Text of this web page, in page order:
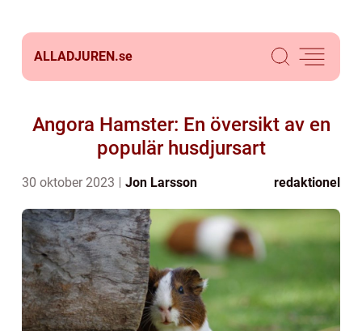
ALLADJUREN.se
Angora Hamster: En översikt av en
populär husdjursart
30 oktober 2023 Jon Larsson redaktionel